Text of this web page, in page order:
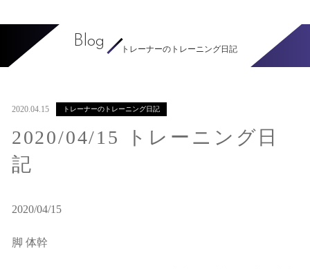
Blog
トレーナーのトレーニング日記
2020.04.15 トレーナーのトレーニング日記
2020/04/15 トレーニング日
記
2020/04/15
脚 体幹